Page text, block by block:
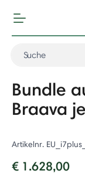
Bundle
Braava
Artikelnr.
€ 1.628,00